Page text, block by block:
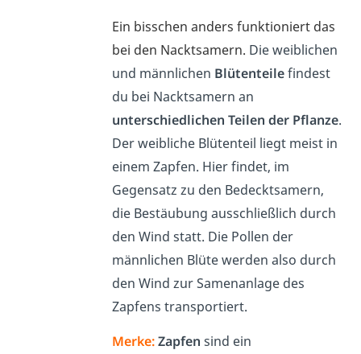
Ein bisschen anders funktioniert das
bei den Nacktsamern. Die weiblichen
und männlichen Blütenteilefindest
du bei Nacktsamern an
unterschiedlichen Teilen der Pflanze.
Der weibliche Blütenteil liegt meist in
einem Zapfen. Hier findet, im
Gegensatz zu den Bedecktsamern,
die Bestäubung ausschließlich durch
den Wind statt. Die Pollen der
männlichen Blüte werden also durch
den Wind zur Samenanlage des
Zapfens transportiert.
Merke:Zapfen sind ein